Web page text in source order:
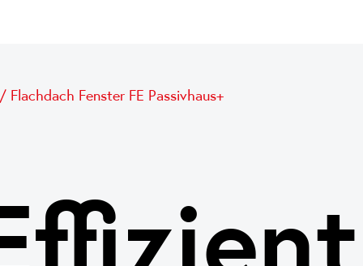
Flachdach Fenster FE Passivhaus+